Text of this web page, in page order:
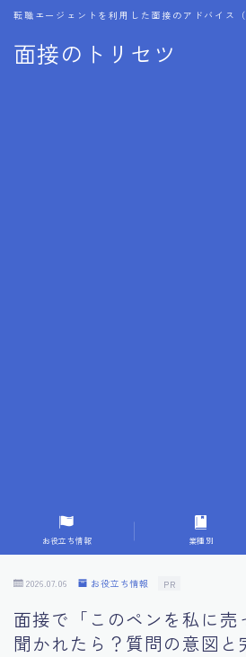
面接のトリセツ
転職エージェントを利用した面接のアドバイス（
MENU
9.面接での落とし穴とその対策
10.フィードバックを活用する方法
11.オンライン面接の成功への鍵
お役立ち情報 業種別
2026.07.06 お役立ち情報 PR
面接で「このペンを私に売
聞かれたら？質問の意図と